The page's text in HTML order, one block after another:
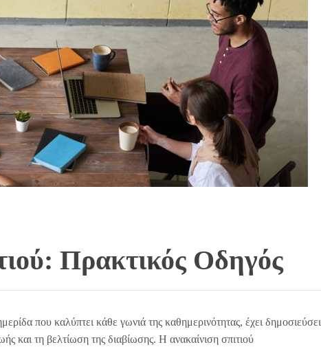
Πρακτικός Οδηγός
που καλύπτει κάθε γωνιά της καθημερινότητας, έχει δημοσιεύσει
και τη βελτίωση της διαβίωσης. Η ανακαίνιση σπιτιού